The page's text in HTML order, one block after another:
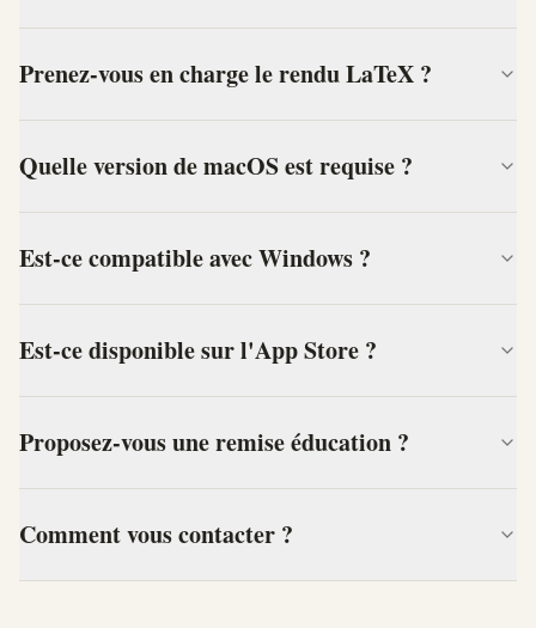
Prenez-vous en charge le rendu LaTeX ?
Quelle version de macOS est requise ?
Est-ce compatible avec Windows ?
Est-ce disponible sur l'App Store ?
Proposez-vous une remise éducation ?
Comment vous contacter ?